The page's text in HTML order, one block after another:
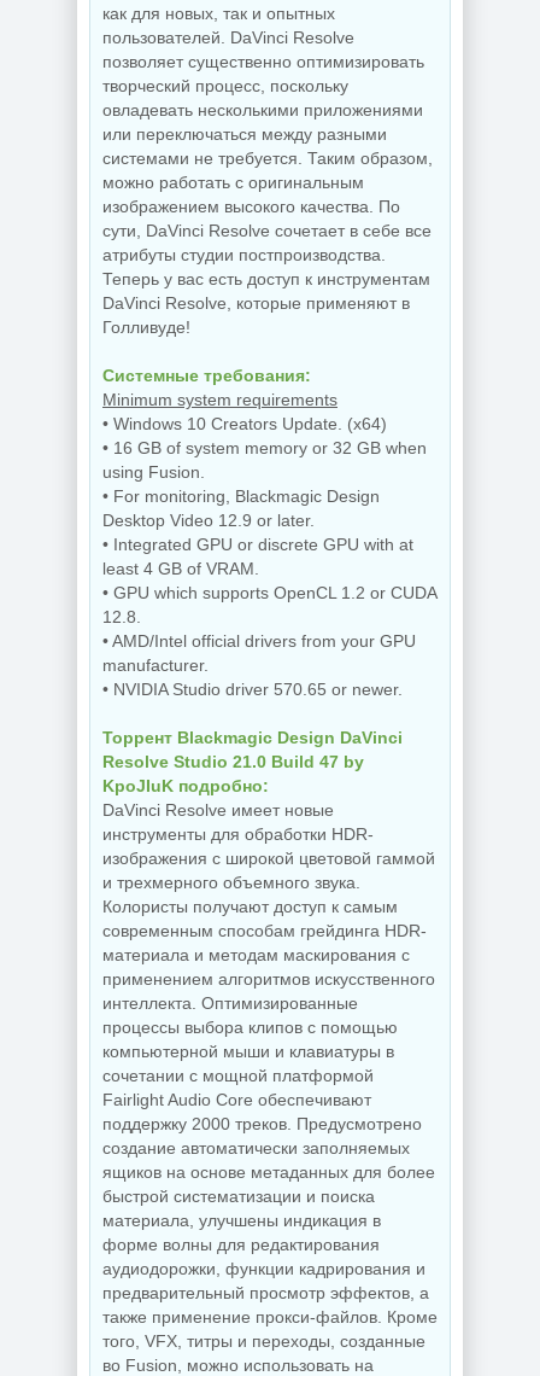
как для новых, так и опытных
пользователей. DaVinci Resolve
позволяет существенно оптимизировать
творческий процесс, поскольку
овладевать несколькими приложениями
или переключаться между разными
системами не требуется. Таким образом,
можно работать с оригинальным
изображением высокого качества. По
сути, DaVinci Resolve сочетает в себе все
атрибуты студии постпроизводства.
Теперь у вас есть доступ к инструментам
DaVinci Resolve, которые применяют в
Голливуде!
Системные требования:
Minimum system requirements
• Windows 10 Creators Update. (x64)
• 16 GB of system memory or 32 GB when
using Fusion.
• For monitoring, Blackmagic Design
Desktop Video 12.9 or later.
• Integrated GPU or discrete GPU with at
least 4 GB of VRAM.
• GPU which supports OpenCL 1.2 or CUDA
12.8.
• AMD/Intel official drivers from your GPU
manufacturer.
• NVIDIA Studio driver 570.65 or newer.
Торрент Blackmagic Design DaVinci
Resolve Studio 21.0 Build 47 by
KpoJIuK подробно:
DaVinci Resolve имеет новые
инструменты для обработки HDR-
изображения с широкой цветовой гаммой
и трехмерного объемного звука.
Колористы получают доступ к самым
современным способам грейдинга HDR-
материала и методам маскирования с
применением алгоритмов искусственного
интеллекта. Оптимизированные
процессы выбора клипов с помощью
компьютерной мыши и клавиатуры в
сочетании с мощной платформой
Fairlight Audio Core обеспечивают
поддержку 2000 треков. Предусмотрено
создание автоматически заполняемых
ящиков на основе метаданных для более
быстрой систематизации и поиска
материала, улучшены индикация в
форме волны для редактирования
аудиодорожки, функции кадрирования и
предварительный просмотр эффектов, а
также применение прокси-файлов. Кроме
того, VFX, титры и переходы, созданные
во Fusion, можно использовать на